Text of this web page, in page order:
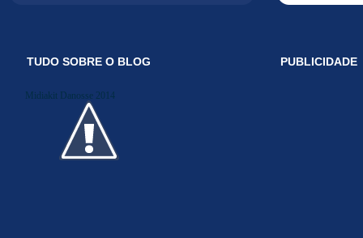
TUDO SOBRE O BLOG
Midiakit Danosse 2014
PUBLICIDADE